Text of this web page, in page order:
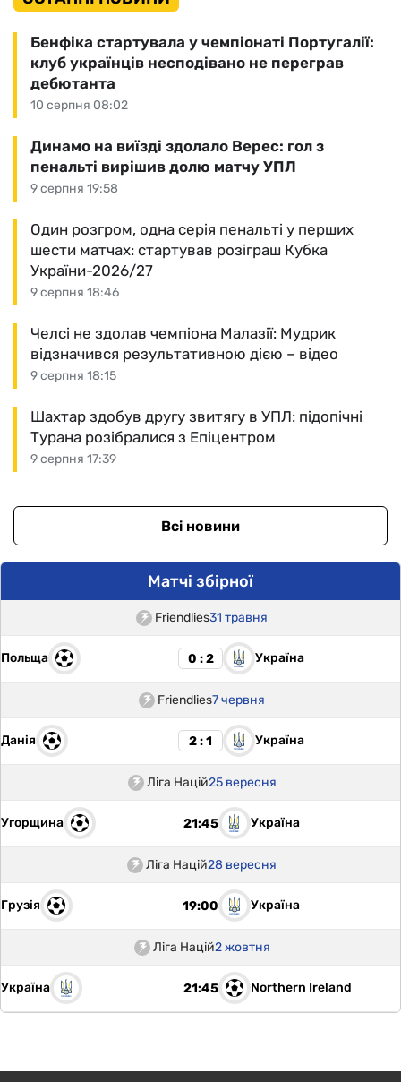
10 серпня 08:02
Бенфіка стартувала у чемпіонаті Португалії:
клуб українців несподівано не переграв
дебютанта
9 серпня 19:58
Динамо на виїзді здолало Верес: гол з
пенальті вирішив долю матчу УПЛ
9 серпня 18:46
Один розгром, одна серія пенальті у перших
шести матчах: стартував розіграш Кубка
України-2026/27
9 серпня 18:15
Челсі не здолав чемпіона Малазії: Мудрик
відзначився результативною дією – відео
9 серпня 17:39
Шахтар здобув другу звитягу в УПЛ: підопічні
Турана розібралися з Епіцентром
Всі новини
Матчі збірної
Friendlies31 травня
Польща 0 : 2 Україна
Friendlies7 червня
Данія 2 : 1 Україна
Ліга Націй25 вересня
Угорщина 21:45 Україна
Ліга Націй28 вересня
Грузія 19:00 Україна
Ліга Націй2 жовтня
Україна 21:45 Northern Ireland